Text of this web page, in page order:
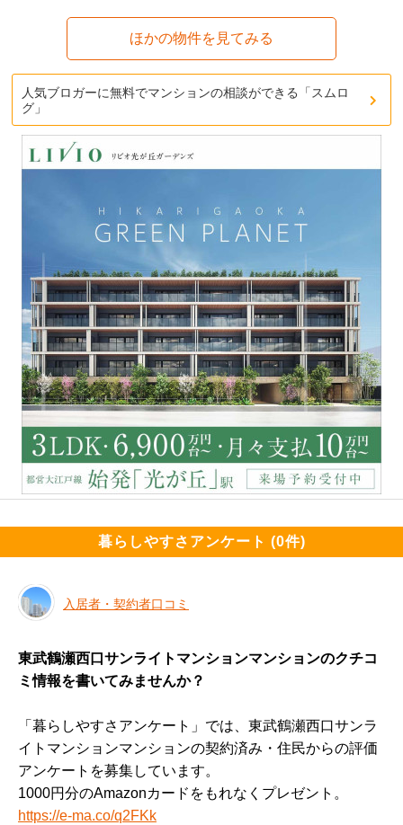
ほかの物件を見てみる
人気ブロガーに無料でマンションの相談ができる「スムロ
グ」
暮らしやすさアンケート (0件)
入居者・契約者口コミ
東武鶴瀬西口サンライトマンションマンションのクチコ
ミ情報を書いてみませんか？
「暮らしやすさアンケート」では、東武鶴瀬西口サンラ
イトマンションマンションの契約済み・住民からの評価
アンケートを募集しています。
1000円分のAmazonカードをもれなくプレゼント。
https://e-ma.co/q2FKk